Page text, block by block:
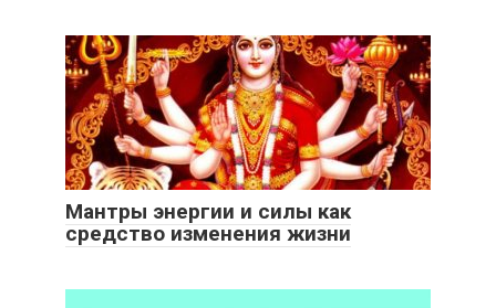
Мантры энергии и силы как
средство изменения жизни